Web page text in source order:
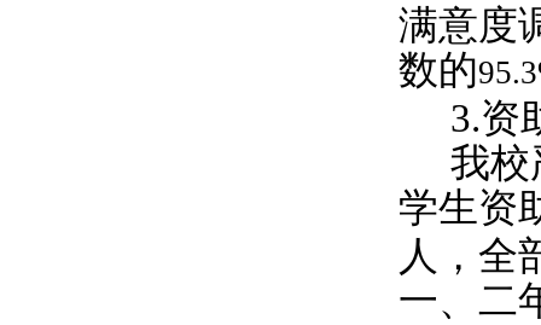
满意度
数的
3.资
我校
学生资
人，全
一、二